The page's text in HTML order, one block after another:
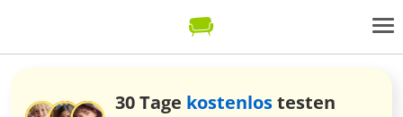
30 Tage kostenlostesten